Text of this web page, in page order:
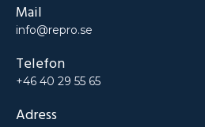
Mail
info@repro.se
Telefon
+46 40 29 55 65
Adress